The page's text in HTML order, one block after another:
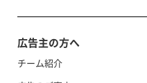
広告主の方へ
チーム紹介